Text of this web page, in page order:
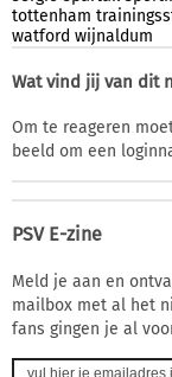
tottenham
watford wijnaldum
Wat vind jij van dit
Om te reageren
beeld om een
PSV E-zine
Meld je aan en
mailbox met al het
fans gingen je al